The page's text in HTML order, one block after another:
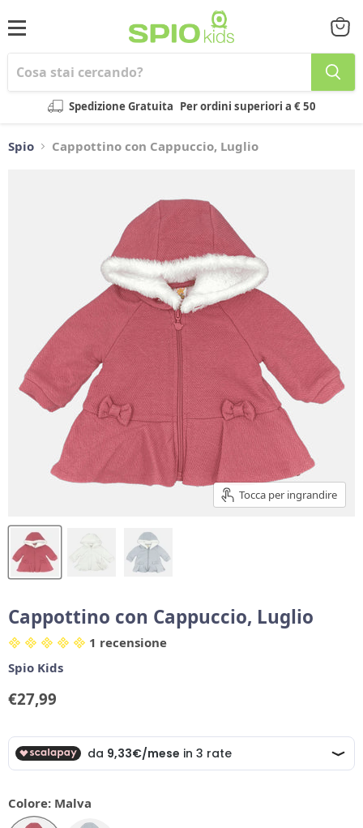
Menu
Spedizione Gratuita Per ordini superiori a € 50
il
Spio Cappottino con Cappuccio, Luglio
Tocca per ingrandire
Cappottino con Cappuccio, Luglio
1 recensione
Spio Kids
Prezzo corrente
€27,99
Colore: Malva